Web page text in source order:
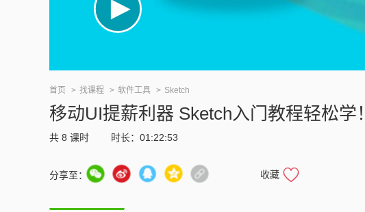
首页 找课程 软件工具 Sketch
移动UI提薪利器 Sketch入门教程轻松学！
共 8 课时 时长：01:22:53
分享至： 收藏